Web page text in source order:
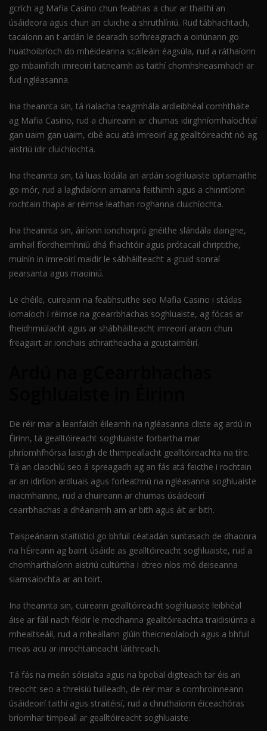
gcrích ag Mafia Casino chun feabhas a chur ar thaithí an
úsáideora agus chun an cluiche a shruthlíniú. Rud tábhachtach,
tacaíonn an t-ardán le dearadh sofhreagrach a oiriúnann go
huathoibríoch do mhéideanna scáileáin éagsúla, rud a ráthaíonn
go mbainfidh imreoirí taitneamh as taithí chomhsheasmhach ar
fud ngléasanna.
Ina theannta sin, tá rialacha teagmhála ardleibhéal comhtháite
ag Mafia Casino, rud a chuireann ar chumas idirghníomhaíochtaí
gan uaim gan uaim, cibé acu atá imreoirí ag gealltóireacht nó ag
aistriú idir cluichíochta.
Ina theannta sin, tá luas lódála an ardán soghluaiste optamaithe
go mór, rud a laghdaíonn amanna feithimh agus a chinntíonn
rochtain thapa ar réimse leathan roghanna cluichíochta.
Ina theannta sin, áiríonn ionchorprú gnéithe slándála daingne,
amhail fíordheimhniú dhá fhachtóir agus prótacail chriptithe,
muinín in imreoirí maidir le sábháilteacht a gcuid sonraí
pearsanta agus maoiniú.
Le chéile, cuireann na feabhsuithe seo Mafia Casino i stádas
iomaíoch i réimse na gcearrbhachas soghluaiste, ag fócas ar
fheidhmiúlacht agus ar shábháilteacht imreoirí araon chun
freagairt ar ionchais athraitheacha a gcustaiméirí.
De réir mar a leanfaidh éileamh na ngléasanna cliste ag ardú in
Éirinn, tá gealltóireacht soghluaiste forbartha mar
phríomhfhórsa laistigh de thimpeallacht gealltóireachta na tíre.
Tá an claochlú seo á spreagadh ag an fás atá feicthe i rochtain
ar an idirlíon ardluais agus forleathnú na ngléasanna soghluaiste
inacmhainne, rud a chuireann ar chumas úsáideoirí
cearrbhachas a dhéanamh am ar bith agus áit ar bith.
Taispeánann staitisticí go bhfuil céatadán suntasach de dhaonra
na hÉireann ag baint úsáide as gealltóireacht soghluaiste, rud a
chomharthaíonn aistriú cultúrtha i dtreo níos mó deiseanna
siamsaíochta ar an toirt.
Ina theannta sin, cuireann gealltóireacht soghluaiste leibhéal
áise ar fáil nach féidir le modhanna gealltóireachta traidisiúnta a
mheaitseáil, rud a mheallann glúin theicneolaíoch agus a bhfuil
meas acu ar inrochtaineacht láithreach.
Tá fás na meán sóisialta agus na bpobal digiteach tar éis an
treocht seo a threisiú tuilleadh, de réir mar a comhroinneann
úsáideoirí taithí agus straitéisí, rud a chruthaíonn éiceachóras
bríomhar timpeall ar gealltóireacht soghluaiste.